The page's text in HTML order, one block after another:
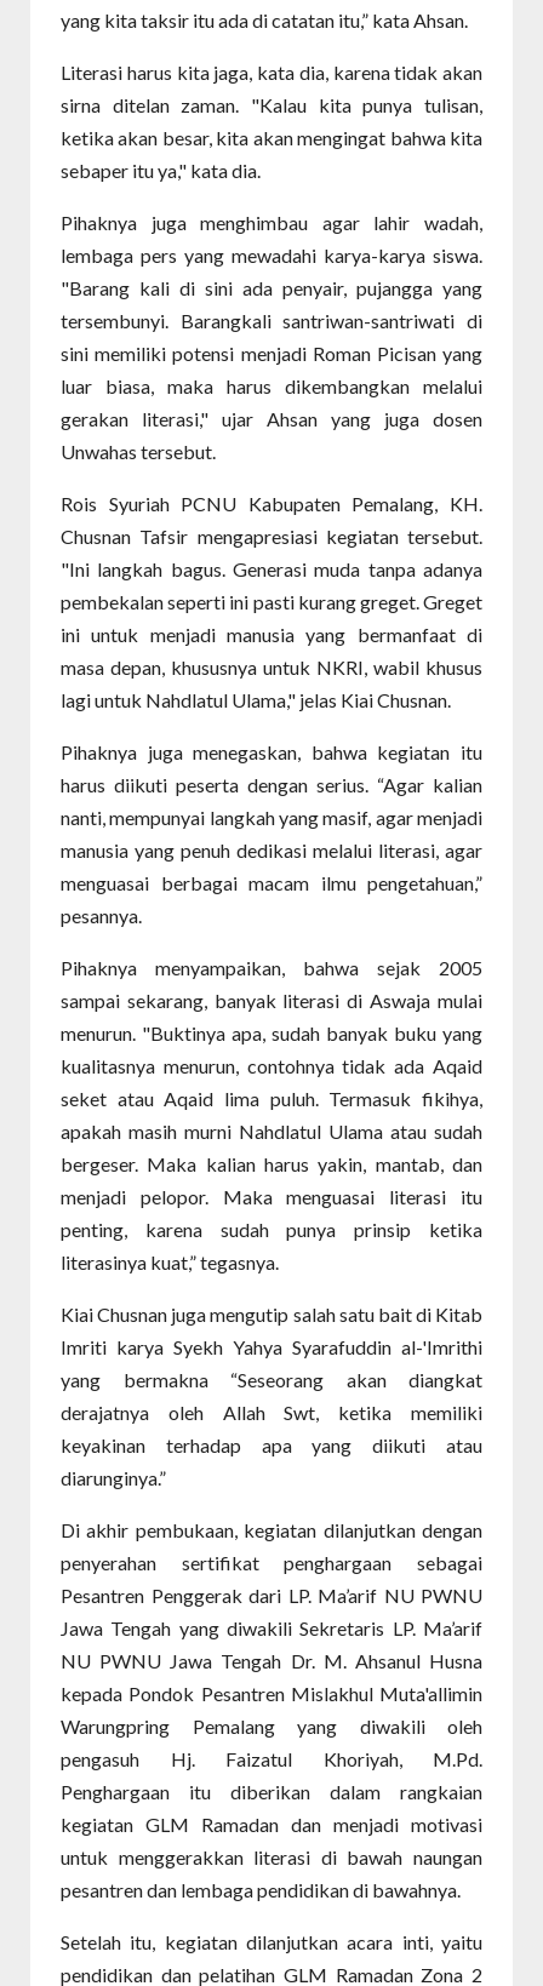
yang kita taksir itu ada di catatan itu,” kata Ahsan.
Literasi harus kita jaga, kata dia, karena tidak akan
sirna ditelan zaman. "Kalau kita punya tulisan,
ketika akan besar, kita akan mengingat bahwa kita
sebaper itu ya," kata dia.
Pihaknya juga menghimbau agar lahir wadah,
lembaga pers yang mewadahi karya-karya siswa.
"Barang kali di sini ada penyair, pujangga yang
tersembunyi. Barangkali santriwan-santriwati di
sini memiliki potensi menjadi Roman Picisan yang
luar biasa, maka harus dikembangkan melalui
gerakan literasi," ujar Ahsan yang juga dosen
Unwahas tersebut.
Rois Syuriah PCNU Kabupaten Pemalang, KH.
Chusnan Tafsir mengapresiasi kegiatan tersebut.
"Ini langkah bagus. Generasi muda tanpa adanya
pembekalan seperti ini pasti kurang greget. Greget
ini untuk menjadi manusia yang bermanfaat di
masa depan, khususnya untuk NKRI, wabil khusus
lagi untuk Nahdlatul Ulama," jelas Kiai Chusnan.
Pihaknya juga menegaskan, bahwa kegiatan itu
harus diikuti peserta dengan serius. “Agar kalian
nanti, mempunyai langkah yang masif, agar menjadi
manusia yang penuh dedikasi melalui literasi, agar
menguasai berbagai macam ilmu pengetahuan,”
pesannya.
Pihaknya menyampaikan, bahwa sejak 2005
sampai sekarang, banyak literasi di Aswaja mulai
menurun. "Buktinya apa, sudah banyak buku yang
kualitasnya menurun, contohnya tidak ada Aqaid
seket atau Aqaid lima puluh. Termasuk fikihya,
apakah masih murni Nahdlatul Ulama atau sudah
bergeser. Maka kalian harus yakin, mantab, dan
menjadi pelopor. Maka menguasai literasi itu
penting, karena sudah punya prinsip ketika
literasinya kuat,” tegasnya.
Kiai Chusnan juga mengutip salah satu bait di Kitab
Imriti karya Syekh Yahya Syarafuddin al-'Imrithi
yang bermakna “Seseorang akan diangkat
derajatnya oleh Allah Swt, ketika memiliki
keyakinan terhadap apa yang diikuti atau
diarunginya.”
Di akhir pembukaan, kegiatan dilanjutkan dengan
penyerahan sertifikat penghargaan sebagai
Pesantren Penggerak dari LP. Ma’arif NU PWNU
Jawa Tengah yang diwakili Sekretaris LP. Ma’arif
NU PWNU Jawa Tengah Dr. M. Ahsanul Husna
kepada Pondok Pesantren Mislakhul Muta'allimin
Warungpring Pemalang yang diwakili oleh
pengasuh Hj. Faizatul Khoriyah, M.Pd.
Penghargaan itu diberikan dalam rangkaian
kegiatan GLM Ramadan dan menjadi motivasi
untuk menggerakkan literasi di bawah naungan
pesantren dan lembaga pendidikan di bawahnya.
Setelah itu, kegiatan dilanjutkan acara inti, yaitu
pendidikan dan pelatihan GLM Ramadan Zona 2